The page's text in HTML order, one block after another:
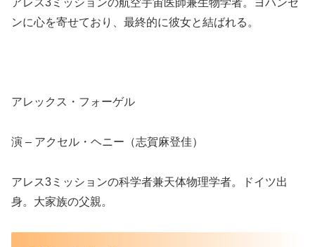
ンに心を寄せており、最終的に彼女と結ばれる。
アレックス・フォーゲル
演 – アクセル・ヘニー（志賀麻登佳）
アレス3ミッションの科学者兼天体物理学者。ドイツ出
身。大家族の父親。